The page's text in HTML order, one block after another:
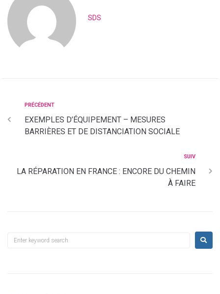
SDS
PRÉCÉDENT
EXEMPLES D’ÉQUIPEMENT – MESURES
BARRIÈRES ET DE DISTANCIATION SOCIALE
SUIV
LA RÉPARATION EN FRANCE : ENCORE DU CHEMIN
À FAIRE